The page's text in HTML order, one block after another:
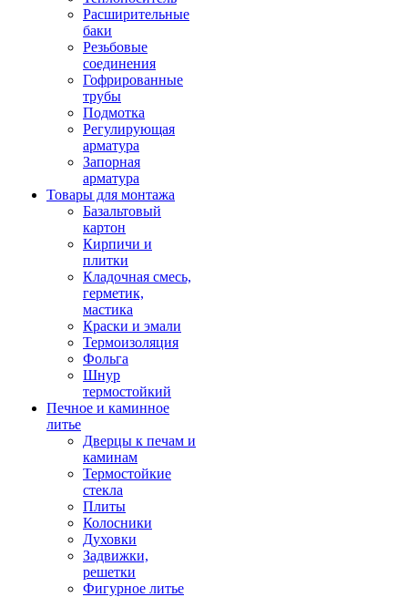
Расширительные
баки
Резьбовые
соединения
Гофрированные
трубы
Подмотка
Регулирующая
арматура
Запорная
арматура
Товары для монтажа
Базальтовый
картон
Кирпичи и
плитки
Кладочная смесь,
герметик,
мастика
Краски и эмали
Термоизоляция
Фольга
Шнур
термостойкий
Печное и каминное
литье
Дверцы к печам и
каминам
Термостойкие
стекла
Плиты
Колосники
Духовки
Задвижки,
решетки
Фигурное литье